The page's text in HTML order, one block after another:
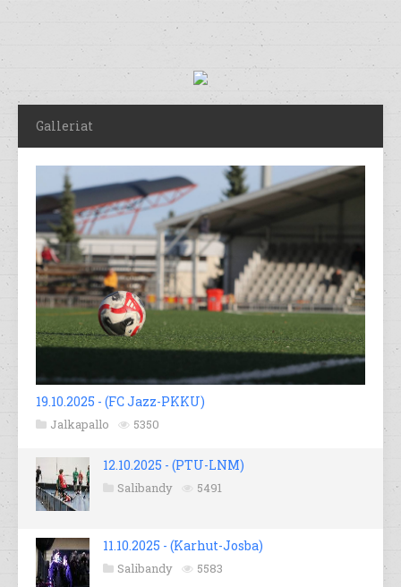
Galleriat
19.10.2025 - (FC Jazz-PKKU)
Jalkapallo 5350
12.10.2025 - (PTU-LNM)
Salibandy 5491
11.10.2025 - (Karhut-Josba)
Salibandy 5583